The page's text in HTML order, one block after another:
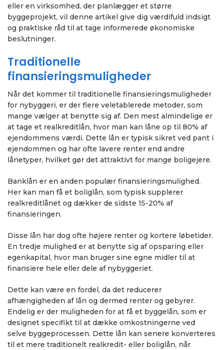
eller en virksomhed, der planlægger et større
byggeprojekt, vil denne artikel give dig værdifuld indsigt
og praktiske råd til at tage informerede økonomiske
beslutninger.
Traditionelle
finansieringsmuligheder
Når det kommer til traditionelle finansieringsmuligheder
for nybyggeri, er der flere veletablerede metoder, som
mange vælger at benytte sig af. Den mest almindelige er
at tage et realkreditlån, hvor man kan låne op til 80% af
ejendommens værdi. Dette lån er typisk sikret ved pant i
ejendommen og har ofte lavere renter end andre
lånetyper, hvilket gør det attraktivt for mange boligejere.
Banklån er en anden populær finansieringsmulighed.
Her kan man få et boliglån, som typisk supplerer
realkreditlånet og dækker de sidste 15-20% af
finansieringen.
Disse lån har dog ofte højere renter og kortere løbetider.
En tredje mulighed er at benytte sig af opsparing eller
egenkapital, hvor man bruger sine egne midler til at
finansiere hele eller dele af nybyggeriet.
Dette kan være en fordel, da det reducerer
afhængigheden af lån og dermed renter og gebyrer.
Endelig er der muligheden for at få et byggelån, som er
designet specifikt til at dække omkostningerne ved
selve byggeprocessen. Dette lån kan senere konverteres
til et mere traditionelt realkredit- eller boliglån, når